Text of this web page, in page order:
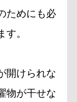
ためにも必
。
開けられな
物が干せな